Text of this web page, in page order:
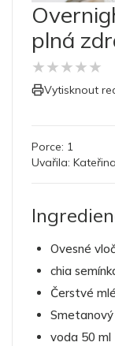
plná
★★★★★
Vytisknout
Porce: 1
Uvařila:
Ovesné
chia
Čerstvé
voda 50 ml